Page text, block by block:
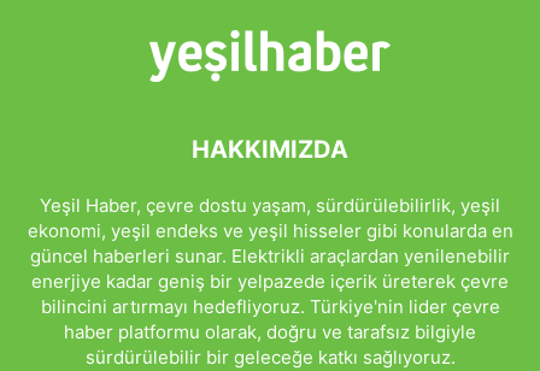
HAKKIMIZDA
Yeşil Haber, çevre dostu yaşam, sürdürülebilirlik, yeşil
ekonomi, yeşil endeks ve yeşil hisseler gibi konularda en
güncel haberleri sunar. Elektrikli araçlardan yenilenebilir
enerjiye kadar geniş bir yelpazede içerik üreterek çevre
bilincini artırmayı hedefliyoruz. Türkiye'nin lider çevre
haber platformu olarak, doğru ve tarafsız bilgiyle
sürdürülebilir bir geleceğe katkı sağlıyoruz.